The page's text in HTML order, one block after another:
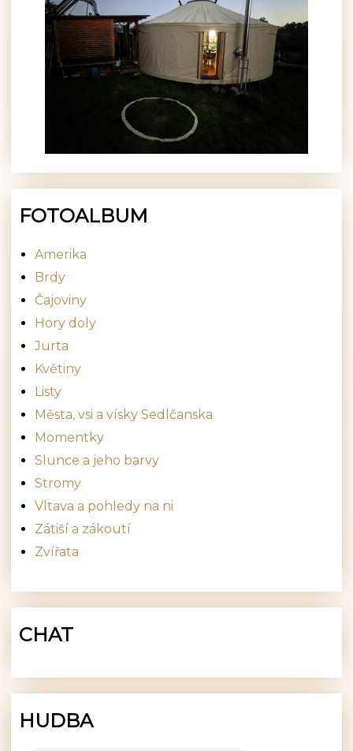
FOTOALBUM
Amerika
Brdy
Čajoviny
Hory doly
Jurta
Květiny
Listy
Města, vsi a vísky Sedlčanska
Momentky
Slunce a jeho barvy
Stromy
Vltava a pohledy na ni
Zátiší a zákoutí
Zvířata
CHAT
HUDBA